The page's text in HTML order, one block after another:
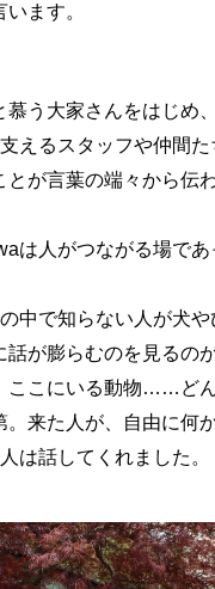
ます。
慕う大家さんをはじめ
えるスタッフや仲間
とが言葉の端々から伝
は人がつながる場であ
中で知らない人が犬
話が膨らむのを見るの
ここにいる動物……ど
。来た人が、自由に何
は話してくれました。